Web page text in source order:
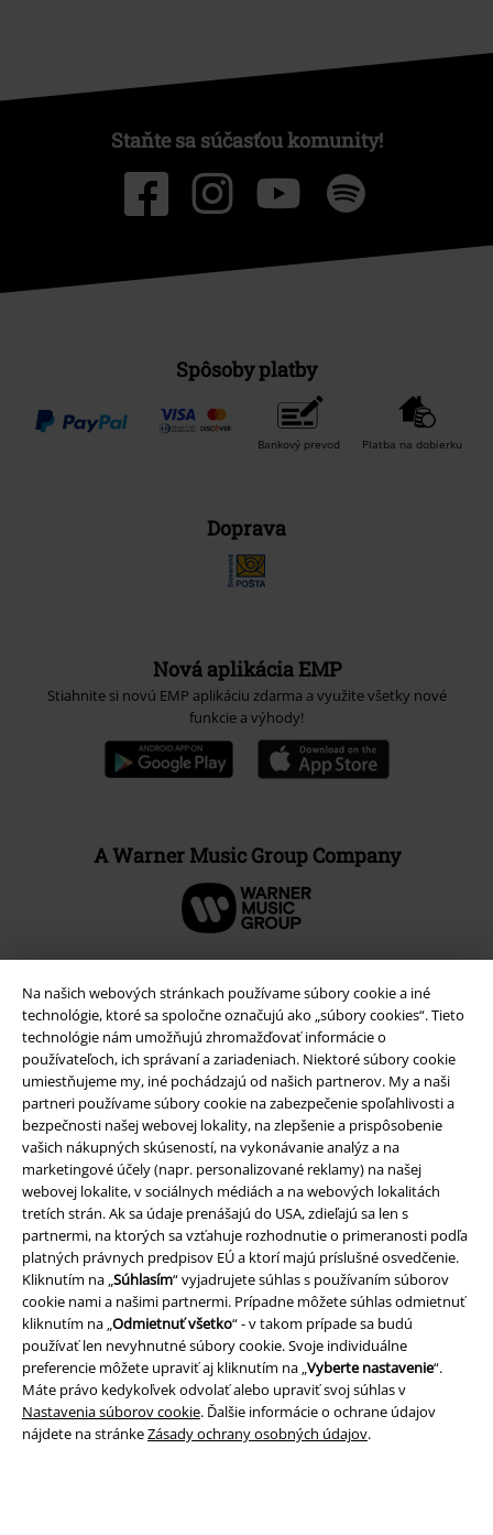
Na našich webových stránkach používame súbory cookie a iné
technológie, ktoré sa spoločne označujú ako „súbory cookies“. Tieto
technológie nám umožňujú zhromažďovať informácie o
používateľoch, ich správaní a zariadeniach. Niektoré súbory cookie
umiestňujeme my, iné pochádzajú od našich partnerov. My a naši
partneri používame súbory cookie na zabezpečenie spoľahlivosti a
bezpečnosti našej webovej lokality, na zlepšenie a prispôsobenie
vašich nákupných skúseností, na vykonávanie analýz a na
marketingové účely (napr. personalizované reklamy) na našej
webovej lokalite, v sociálnych médiách a na webových lokalitách
tretích strán. Ak sa údaje prenášajú do USA, zdieľajú sa len s
partnermi, na ktorých sa vzťahuje rozhodnutie o primeranosti podľa
platných právnych predpisov EÚ a ktorí majú príslušné osvedčenie.
Kliknutím na „Súhlasím“ vyjadrujete súhlas s používaním súborov
cookie nami a našimi partnermi. Prípadne môžete súhlas odmietnuť
kliknutím na „Odmietnuť všetko“ - v takom prípade sa budú
používať len nevyhnutné súbory cookie. Svoje individuálne
preferencie môžete upraviť aj kliknutím na „Vyberte nastavenie“.
Máte právo kedykoľvek odvolať alebo upraviť svoj súhlas v
Nastavenia súborov cookie. Ďalšie informácie o ochrane údajov
nájdete na stránkeZásady ochrany osobných údajov.
Staňte sa súčasťou komunity!
Spôsoby platby
Bankový prevod Platba na dobierku
Doprava
Nová aplikácia EMP
Stiahnite si novú EMP aplikáciu zdarma a využite všetky nové
funkcie a výhody!
A Warner Music Group Company
Právne informácie
Podmienky
Imprint
Ochrana osobných údajov
Likvidácia odpadu a ochrana životného prostredia
Vyhlásenie o zhode